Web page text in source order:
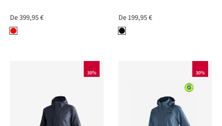
De399,95 € De199,95 €
30% 30%